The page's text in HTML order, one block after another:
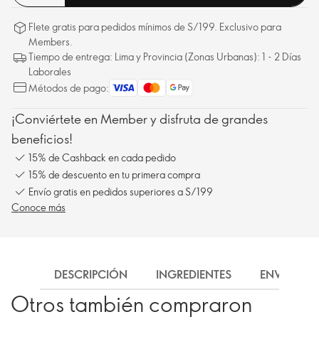
Flete gratis para pedidos mínimos de S/199. Exclusivo para
Members.
Tiempo de entrega: Lima y Provincia (Zonas Urbanas): 1 - 2 Días
Laborales
Métodos de pago:
¡Conviértete en Member y disfruta de grandes
beneficios!
15% de Cashback en cada pedido
15% de descuento en tu primera compra
Envío gratis en pedidos superiores a S/199
Conoce más
DESCRIPCIÓN INGREDIENTES ENVÍO
Otros también compraron